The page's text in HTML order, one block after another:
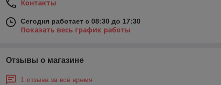
Контакты
Сегодня работает с 08:30 до 17:30
Показать весь график работы
Отзывы о магазине
1 отзыва за всё время